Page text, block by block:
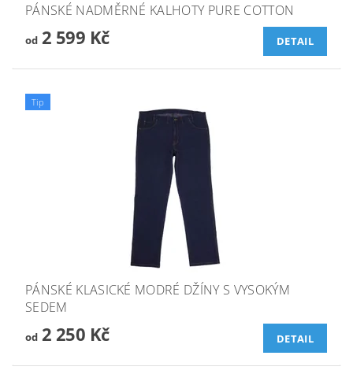
PÁNSKÉ NADMĚRNÉ KALHOTY PURE COTTON
od2 599 Kč DETAIL
Tip
PÁNSKÉ KLASICKÉ MODRÉ DŽÍNY S VYSOKÝM
SEDEM
od2 250 Kč DETAIL